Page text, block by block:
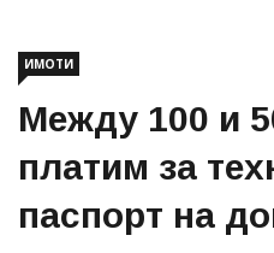
ИМОТИ
Между 100 и
платим за
паспорт на